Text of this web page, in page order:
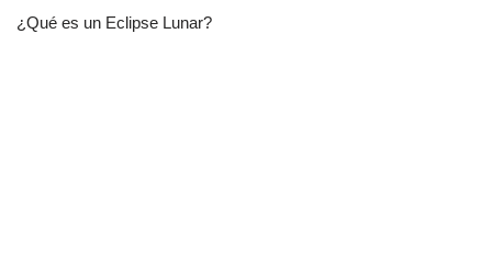
¿Qué es un Eclipse Lunar?